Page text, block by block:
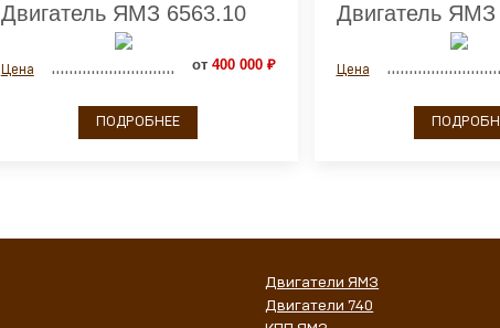
Двигатель ЯМЗ 6563.10
Цена от400 000 ₽
ПОДРОБНЕЕ
Двигатель ЯМЗ
Цена
Двигатели ЯМЗ
Двигатели 740